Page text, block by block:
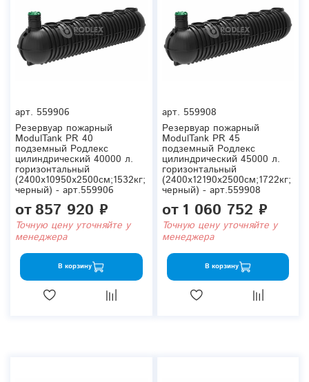
арт. 559906
Резервуар пожарный
ModulTank PR 40
подземный Родлекс
цилиндрический 40000 л.
горизонтальный
(2400x10950x2500см;1532кг;
черный) - арт.559906
от857 920 ₽
Точную цену уточняйте у
менеджера
В корзину
арт. 559908
Резервуар пожарный
ModulTank PR 45
подземный Родлекс
цилиндрический 45000 л.
горизонтальный
(2400x12190x2500см;1722кг;
черный) - арт.559908
от 1 060 752 ₽
Точную цену уточняйте у
менеджера
В корзину